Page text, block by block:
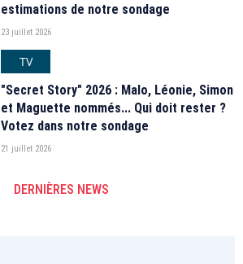
estimations de notre sondage
23 juillet 2026
TV
"Secret Story" 2026 : Malo, Léonie, Simon
et Maguette nommés... Qui doit rester ?
Votez dans notre sondage
21 juillet 2026
DERNIÈRES NEWS